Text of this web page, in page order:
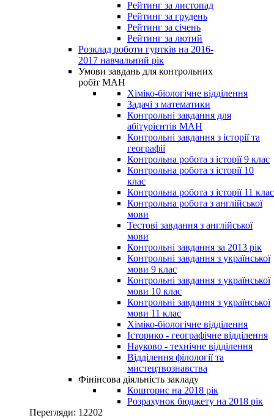
Рейтинг за листопад
Рейтинг за грудень
Рейтинг за січень
Рейтинг за лютий
Розклад роботи гуртків на 2016-
2017 навчальний рік
Умови завдань для контрольних
робіт МАН
Хіміко-біологічне відділення
Задачі з математики
Контрольні завдання для
абітурієнтів МАН
Контрольні завдання з історії та
географії
Контрольна робота з історії 9 клас
Контрольна робота з історії 10
клас
Контрольна робота з історії 11 клас
Контрольна робота з англійської
мови
Тестові завдання з англійської
мови
Контрольні завдання за 2013 рік
Контрольні завдання з української
мови 9 клас
Контрольні завдання з української
мови 10 клас
Контрольні завдання з української
мови 11 клас
Хіміко-біологічне відділення
Історико - географічне відділення
Науково - технічне відділення
Відділення філології та
мистецтвознавства
Фінінсова діяльність закладу
Кошторис на 2018 рік
Розрахунок бюджету на 2018 рік
Перегляди: 12202